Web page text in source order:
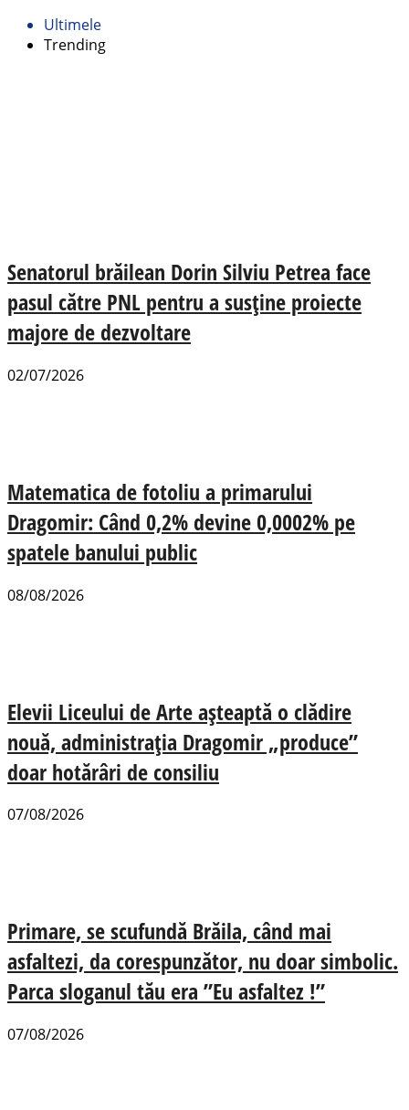
Ultimele
Trending
Senatorul brăilean Dorin Silviu Petrea face
pasul către PNL pentru a susține proiecte
majore de dezvoltare
02/07/2026
Matematica de fotoliu a primarului
Dragomir: Când 0,2% devine 0,0002% pe
spatele banului public
08/08/2026
Elevii Liceului de Arte așteaptă o clădire
nouă, administrația Dragomir „produce”
doar hotărâri de consiliu
07/08/2026
Primare, se scufundă Brăila, când mai
asfaltezi, da corespunzător, nu doar simbolic.
Parca sloganul tău era ”Eu asfaltez !”
07/08/2026